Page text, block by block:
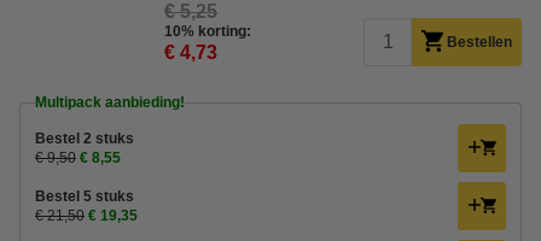
€ 5,25
10% korting:
€ 4,73 Bestellen
Multipack aanbieding!
Bestel 2 stuks
€ 9,50 € 8,55
Bestel 5 stuks
€ 21,50 € 19,35